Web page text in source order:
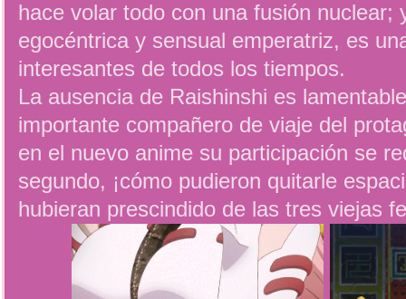
hace volar todo con una fusión nuclear;
egocéntrica y sensual emperatriz, es
interesantes de todos los tiempos.
La ausencia de Raishinshi es
importante compañero de viaje del
en el nuevo anime su participación se
segundo, ¡cómo pudieron quitarle
hubieran prescindido de las tres viejas